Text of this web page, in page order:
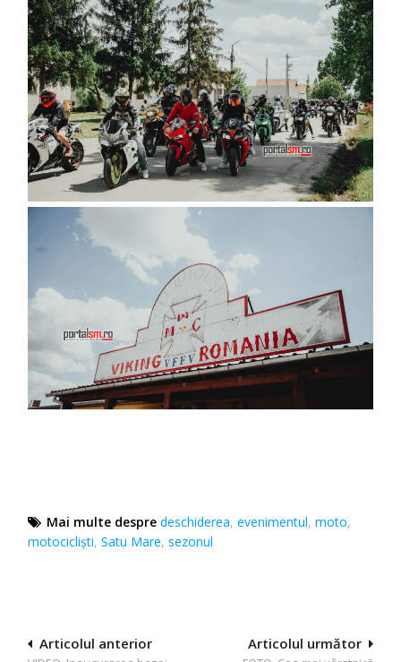
Mai multe despre deschiderea,evenimentul,moto,
motociclişti,Satu Mare,sezonul
Navigare
Articolul următor
Articolul anterior